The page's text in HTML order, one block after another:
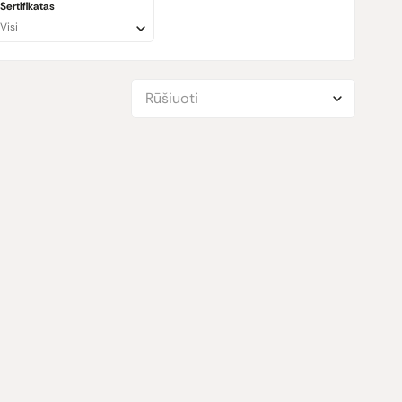
Jo vartojimas gali padėti palaikyti sveiką virškinimą ir
Sertifikatas
Visi
Rūšiuoti